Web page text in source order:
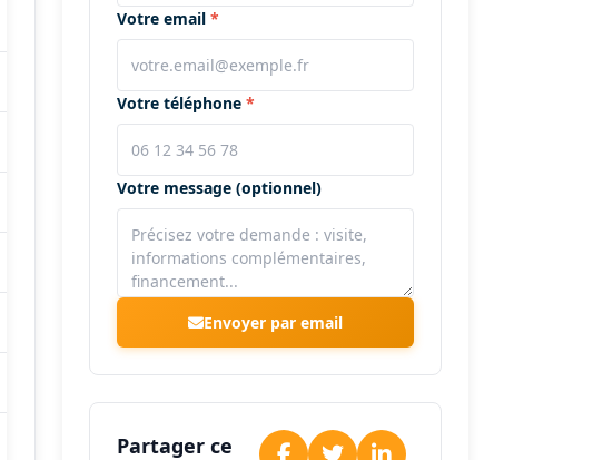
Votre email
Votre téléphone
Votre message (optionnel)
Envoyer par email
Partager ce